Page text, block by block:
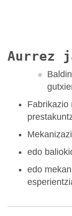
Aurrez
Fabrikazio
edo
edo